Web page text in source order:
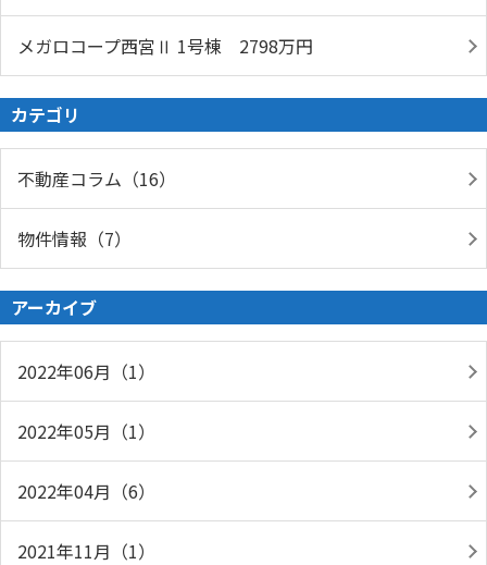
メガロコープ西宮Ⅱ 1号棟 2798万円
カテゴリ
不動産コラム（16）
物件情報（7）
アーカイブ
2022年06月（1）
2022年05月（1）
2022年04月（6）
2021年11月（1）